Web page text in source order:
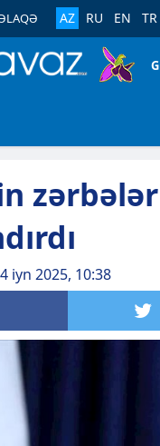
AZ RU EN TR
iyn 2025, 10:38